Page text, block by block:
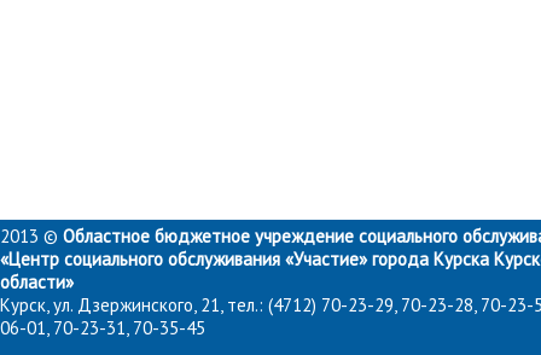
2013 © Областное бюджетное учреждение социального
«Центр социального обслуживания «Участие» города Курска
области»
Курск, ул. Дзержинского, 21, тел.: (4712) 70-23-29, 70-23-28, 70-23-
06-01, 70-23-31, 70-35-45